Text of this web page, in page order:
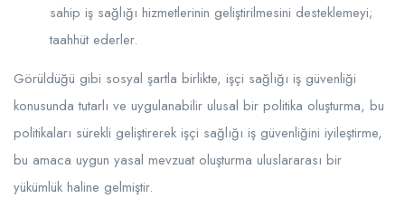
sahip iş sağlığı hizmetlerinin geliştirilmesini desteklemeyi;
taahhüt ederler.
Görüldüğü gibi sosyal şartla birlikte, işçi sağlığı iş güvenliği
konusunda tutarlı ve uygulanabilir ulusal bir politika oluşturma, bu
politikaları sürekli geliştirerek işçi sağlığı iş güvenliğini iyileştirme,
bu amaca uygun yasal mevzuat oluşturma uluslararası bir
yükümlük haline gelmiştir.